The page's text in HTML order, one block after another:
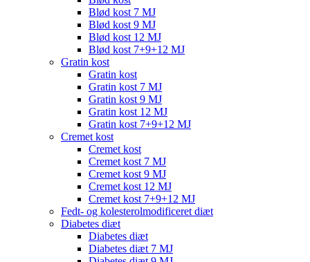
Blød kost 7 MJ
Blød kost 9 MJ
Blød kost 12 MJ
Blød kost 7+9+12 MJ
Gratin kost
Gratin kost
Gratin kost 7 MJ
Gratin kost 9 MJ
Gratin kost 12 MJ
Gratin kost 7+9+12 MJ
Cremet kost
Cremet kost
Cremet kost 7 MJ
Cremet kost 9 MJ
Cremet kost 12 MJ
Cremet kost 7+9+12 MJ
Fedt- og kolesterolmodificeret diæt
Diabetes diæt
Diabetes diæt
Diabetes diæt 7 MJ